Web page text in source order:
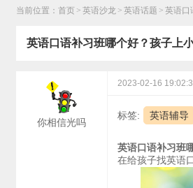
当前位置： 首页 > 英语沙龙 > 英语话题 > 英语口
英语口语补习班哪个好？孩子上
你相信光吗
2023-02-16
标签: 英语辅导
英语口语补习班
在给孩子找英语